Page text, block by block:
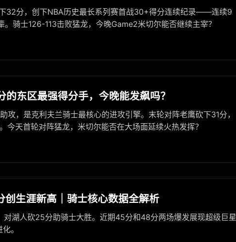
32分，创下NBA历史最长系列赛首战30+得分连续纪录——连续9
骑士126-113击败猛龙，今晚Game2米切尔能否继续主宰？
东区最强得分手，今晚能发飙吗？
攻，是克利夫兰骑士最核心的进攻引擎。末轮对阵老鹰砍下31分，
天首轮对阵猛龙，米切尔能否在大场面延续火热发挥？
生涯新高｜骑士核心数据全解析
湖人砍25分助骑士大胜。近期45分和48分两场爆发展现超级巨星
。